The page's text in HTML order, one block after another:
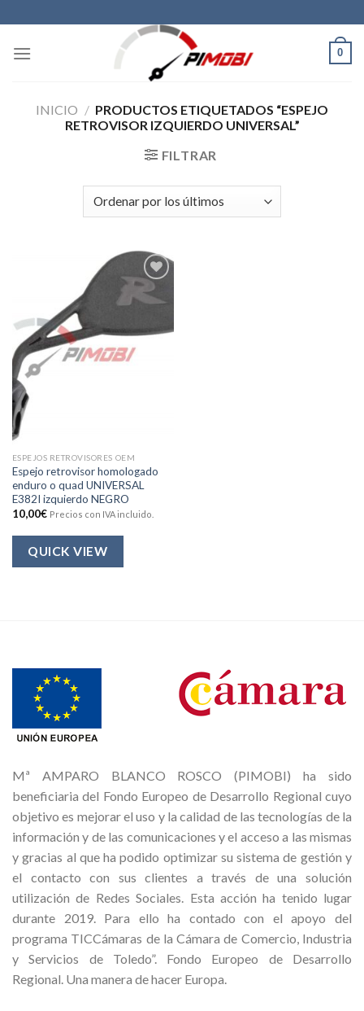
to
content
0
INICIO / PRODUCTOS ETIQUETADOS “ESPEJO
RETROVISOR IZQUIERDO UNIVERSAL”
FILTRAR
deseos
ESPEJOS RETROVISORES OEM
Espejo retrovisor homologado
enduro o quad UNIVERSAL
E382I izquierdo NEGRO
10,00€ Precios con IVA incluido.
QUICK VIEW
Mª AMPARO BLANCO ROSCO (PIMOBI) ha sido
beneficiaria del Fondo Europeo de Desarrollo Regional cuyo
objetivo es mejorar el uso y la calidad de las tecnologías de la
información y de las comunicaciones y el acceso a las mismas
y gracias al que ha podido optimizar su sistema de gestión y
el contacto con sus clientes a través de una solución
utilización de Redes Sociales. Esta acción ha tenido lugar
durante 2019. Para ello ha contado con el apoyo del
programa TICCámaras de la Cámara de Comercio, Industria
y Servicios de Toledo”. Fondo Europeo de Desarrollo
Regional. Una manera de hacer Europa.